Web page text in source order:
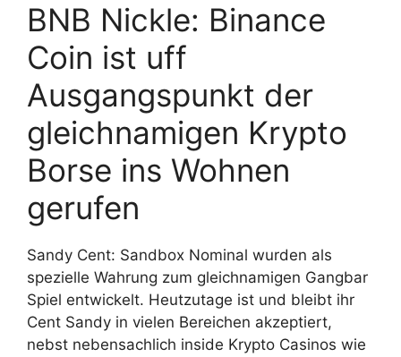
BNB Nickle: Binance
Coin ist uff
Ausgangspunkt der
gleichnamigen Krypto
Borse ins Wohnen
gerufen
Sandy Cent: Sandbox Nominal wurden als
spezielle Wahrung zum gleichnamigen Gangbar
Spiel entwickelt. Heutzutage ist und bleibt ihr
Cent Sandy in vielen Bereichen akzeptiert,
nebst nebensachlich inside Krypto Casinos wie